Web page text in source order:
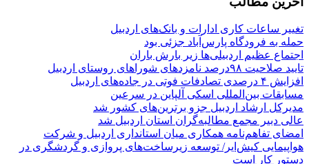
تغییر ساعات کاری ادارات و بانک‌های اردبیل
حمله به فرودگاه پارس‌‌آباد جزئی بود
اجتماع عظیم اردبیلی‌ها زیر بارش باران
تایید صلاحیت ۹۸درصد نامزدهای شوراهای روستای اردبیل
افزایش ۴ درصدی تصادفات فوتی در جاده‌های اردبیل
مسابقات بین‌المللی اسکی آلپاین در سرعین
مدیرکل ارشاد اردبیل جزو برترین‌های کشور شد
عالی دبیر مجمع مطالبه‌گران استان اردبیل شد
امضای تفاهم‌نامه همکاری میان استانداری اردبیل و شرکت
هواپیمایی کیش‌ایر/ توسعه زیرساخت‌های پروازی و گردشگری در
دستور کار است